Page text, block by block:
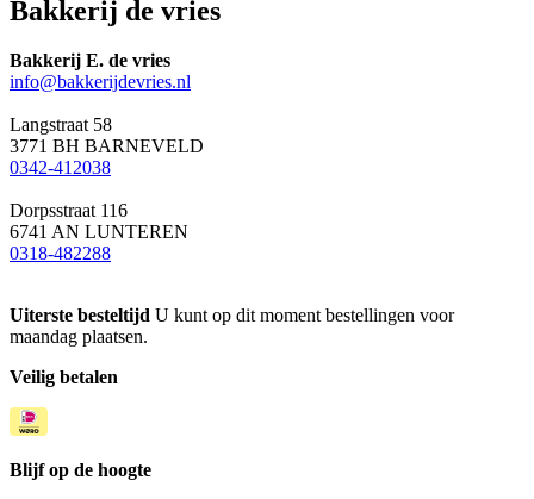
Bakkerij de vries
Bakkerij E. de vries
info@bakkerijdevries.nl
Langstraat 58
3771 BH BARNEVELD
0342-412038
Dorpsstraat 116
6741 AN LUNTEREN
0318-482288
Uiterste besteltijd U kunt op dit moment bestellingen voor
maandag plaatsen.
Veilig betalen
Blijf op de hoogte